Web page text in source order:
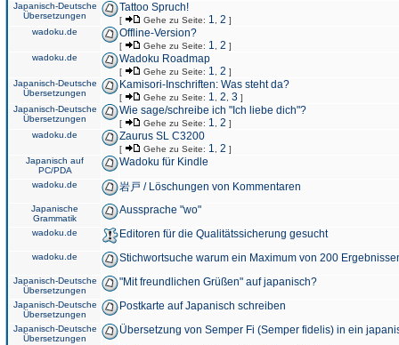
Japanisch-Deutsche
Übersetzungen
Tattoo Spruch!
[ Gehe zu Seite: 1 2 ]
wadoku.de
Offline-Version?
[ Gehe zu Seite: 1 2 ]
wadoku.de
Wadoku Roadmap
[ Gehe zu Seite: 1 2 ]
Japanisch-Deutsche
Übersetzungen
Kamisori-Inschriften: Was steht da?
[ Gehe zu Seite: 1 2 3 ]
Japanisch-Deutsche
Übersetzungen
Wie sage/schreibe ich "Ich liebe dich"?
[ Gehe zu Seite: 1 2 ]
wadoku.de
Zaurus SL C3200
[ Gehe zu Seite: 1 2 ]
Japanisch auf
PC/PDA
Wadoku für Kindle
wadoku.de 岩戸 / Löschungen von Kommentaren
Japanische
Grammatik
Aussprache "wo"
wadoku.de Editoren für die Qualitätssicherung gesucht
wadoku.de Stichwortsuche warum ein Maximum von 200
Japanisch-Deutsche
Übersetzungen
"Mit freundlichen Grüßen" auf japanisch?
Japanisch-Deutsche
Übersetzungen
Postkarte auf Japanisch schreiben
Japanisch-Deutsche
Übersetzungen
Übersetzung von Semper Fi (Semper fidelis) in ein